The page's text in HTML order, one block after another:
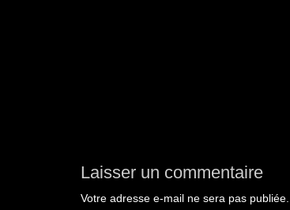
Laisser un commentaire
Votre adresse e-mail ne sera pas publiée.